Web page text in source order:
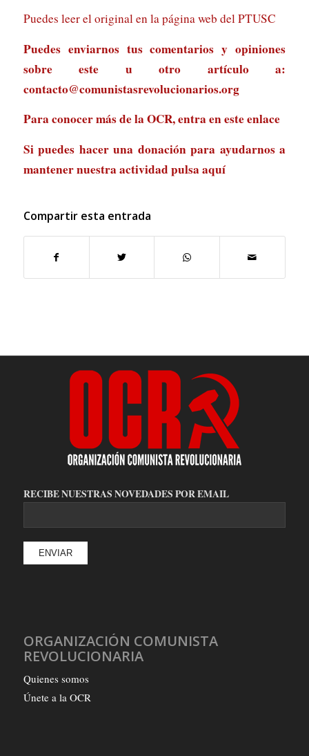
Puedes leer el original en la página web del PTUSC
Puedes enviarnos tus comentarios y opiniones
sobre este u otro artículo a:
contacto@comunistasrevolucionarios.org
Para conocer más de la OCR, entra eneste enlace
Si puedes hacer una donación para ayudarnos a
mantener nuestra actividad pulsa aquí
Compartir esta entrada
RECIBE NUESTRAS NOVEDADES POR EMAIL
ORGANIZACIÓN COMUNISTA
REVOLUCIONARIA
Quienes somos
Únete a la OCR